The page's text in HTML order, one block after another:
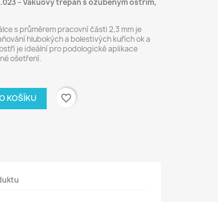
– Vakuový trepan s ozubeným ostřím,
s průměrem pracovní části 2,3 mm je
hlubokých a bolestivých kuřích ok a
je ideální pro podologické aplikace
ošetření.
KOŠÍKU favorite_border